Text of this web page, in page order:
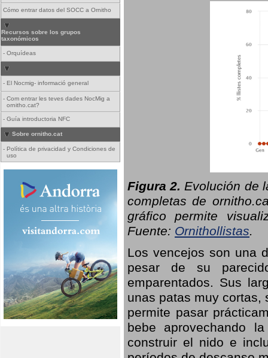
Cómo entrar datos del SOCC a Ornitho
Recursos sobre los grupos
taxonómicos
- Orquídeas
- El Nocmig- informació general
- Com entrar les teves dades NocMig a
ornitho.cat?
- Guía introductoria NFC
Sobre ornitho.cat
- Política de privacidad y Condiciones de
uso
Figura 2. Evolución de
completas de
gráfico permite
Fuente: Ornithollistas.
Los vencejos son una
pesar de su
emparentados. Sus
unas patas muy cortas,
permite pasar
bebe aprovechando
construir el nido e